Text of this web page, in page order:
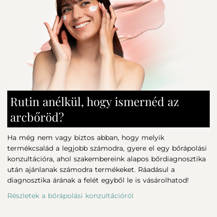
Rutin anélkül, hogy ismernéd az
arcbőröd?
Ha még nem vagy biztos abban, hogy melyik
termékcsalád a legjobb számodra, gyere el egy bőrápolási
konzultációra, ahol szakembereink alapos bőrdiagnosztika
után ajánlanak számodra termékeket. Ráadásul a
diagnosztika árának a felét egyből le is vásárolhatod!
Részletek a bőrápolási konzultációról
A használata javasolt:
a napi bőrápoló krém után
a kedvenc alapozónkkal összekeverve
a sminkhez a bőr különböző pontjain használva
Tekintsd át napozó katalógusunkat a további
információkért.
Sodium Polyacrylate, Hydroxyacetophenone, Boron
Nitride, Coco-Glucoside, CI 77492 (Iron oxides), Parfum
(Fragrance), 1,2-Hexanediol, Caprylyl Glycol, Xanthan Gum,
CI77499 (Iron oxides), Lactic Acid, CI77491 (Iron oxides), 3-
0-Ethyl Ascorbic Acid, Disodium Lauryl Sulfosuccinate,
Sodium Gluconate, Lecithin, Tetramethyl
Acetloctahydronaphthalenes, Tocophrol, Ascorbyl
Palmitate, Citric Acid, Ansine Alcohol.